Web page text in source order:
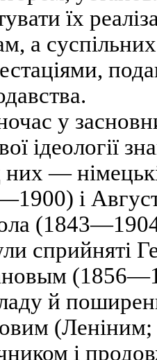
їх
а
у
ідеології
—
і
(1843—1904)
сприйняті
й
і